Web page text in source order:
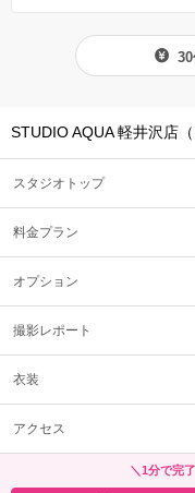
STUDIO AQUA 軽井沢店
スタジオトップ
料金プラン
オプション
撮影レポート
衣装
アクセス
＼1分で完